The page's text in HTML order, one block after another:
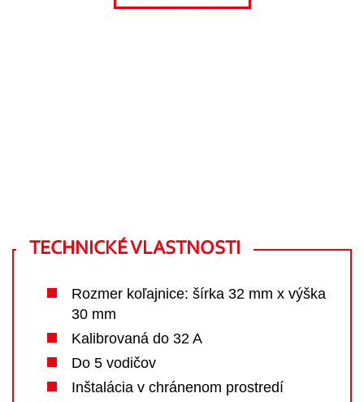
TECHNICKÉ VLASTNOSTI
Rozmer koľajnice: šírka 32 mm x výška
30 mm
Kalibrovaná do 32 A
Do 5 vodičov
Inštalácia v chránenom prostredí